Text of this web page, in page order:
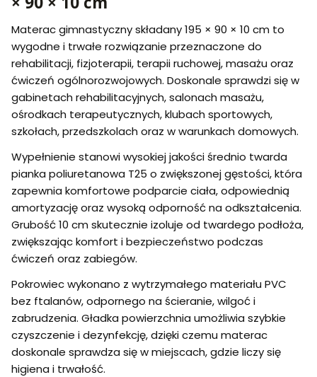
Materac gimnastyczny składany 195 × 90 × 10 cm to
wygodne i trwałe rozwiązanie przeznaczone do
rehabilitacji, fizjoterapii, terapii ruchowej, masażu oraz
ćwiczeń ogólnorozwojowych. Doskonale sprawdzi się w
gabinetach rehabilitacyjnych, salonach masażu,
ośrodkach terapeutycznych, klubach sportowych,
szkołach, przedszkolach oraz w warunkach domowych.
Wypełnienie stanowi wysokiej jakości średnio twarda
pianka poliuretanowa T25 o zwiększonej gęstości, która
zapewnia komfortowe podparcie ciała, odpowiednią
amortyzację oraz wysoką odporność na odkształcenia.
Grubość 10 cm skutecznie izoluje od twardego podłoża,
zwiększając komfort i bezpieczeństwo podczas
ćwiczeń oraz zabiegów.
Pokrowiec wykonano z wytrzymałego materiału PVC
bez ftalanów, odpornego na ścieranie, wilgoć i
zabrudzenia. Gładka powierzchnia umożliwia szybkie
czyszczenie i dezynfekcję, dzięki czemu materac
doskonale sprawdza się w miejscach, gdzie liczy się
higiena i trwałość.